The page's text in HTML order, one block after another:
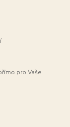
pro Vaše